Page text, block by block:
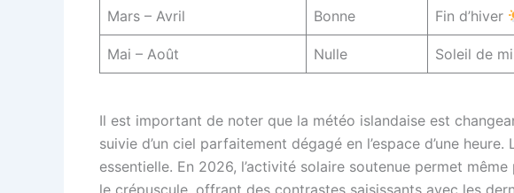
Mars – Avril Bonne Fin d’hiver
Mai – Août Nulle Soleil de
Il est important de noter que la météo islandaise est
suivie d’un ciel parfaitement dégagé en l’espace d’une
essentielle. En 2026, l’activité solaire soutenue permet
le crépuscule, offrant des contrastes saisissants avec les